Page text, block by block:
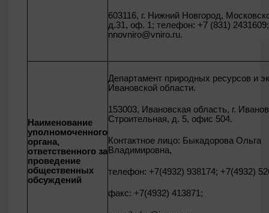
603116, г. Нижний Новгород,
д.31, оф. 1; телефон: +7 (831)
nnovniro@vniro.ru.
Наименование
уполномоченного
органа,
ответственного за
проведение
общественных
обсуждений
Департамент природных ресурсов и
Ивановской области.
153003, Ивановская область, г.
Строительная, д. 5, офис 504.
Контактное лицо: Быкадорова Ольга
Владимировна,
телефон: +7(4932) 938174; +7(4932)
факс: +7(4932) 413871;